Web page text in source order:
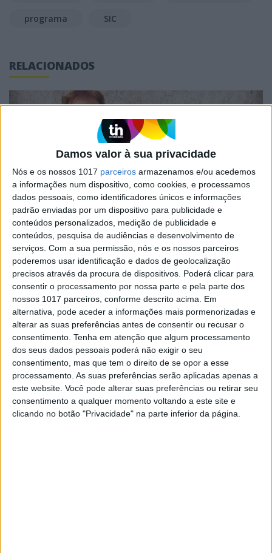
Damos valor à sua privacidade
Nós e os nossos 1017 parceiros armazenamos e/ou acedemos
a informações num dispositivo, como cookies, e processamos
dados pessoais, como identificadores únicos e informações
padrão enviadas por um dispositivo para publicidade e
conteúdos personalizados, medição de publicidade e
conteúdos, pesquisa de audiências e desenvolvimento de
serviços. Com a sua permissão, nós e os nossos parceiros
poderemos usar identificação e dados de geolocalização
precisos através da procura de dispositivos. Poderá clicar para
consentir o processamento por nossa parte e pela parte dos
nossos 1017 parceiros, conforme descrito acima. Em
alternativa, pode aceder a informações mais pormenorizadas e
alterar as suas preferências antes de consentir ou recusar o
consentimento. Tenha em atenção que algum processamento
dos seus dados pessoais poderá não exigir o seu
consentimento, mas que tem o direito de se opor a esse
processamento. As suas preferências serão aplicadas apenas a
este website. Você pode alterar suas preferências ou retirar seu
consentimento a qualquer momento voltando a este site e
clicando no botão "Privacidade" na parte inferior da página.
programa SIC
RELACIONADOS
TELEVISÃO
Luciana Abreu e Emanuel trocam elogios:
"Foste das melhores coisas que me
aconteceram"